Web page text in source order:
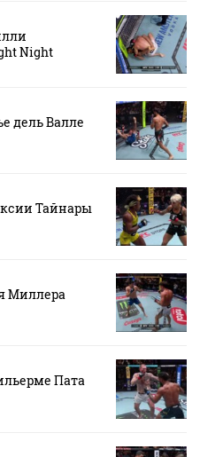
Night
дель Валле
Тайнары
Миллера
Пата